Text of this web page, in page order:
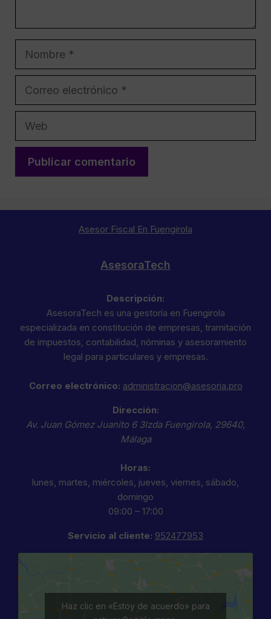
Asesor Fiscal En Fuengirola
AsesoraTech
Descripción:
AsesoraTech es una gestoría en Fuengirola
especializada en constitución de empresas, tramitación
de impuestos, contabilidad, nóminas y asesoramiento
legal para particulares y empresas.
Correo electrónico: administracion@asesoria.pro
Dirección:
Av. Juan Gómez Juanito 6 3Izda Fuengirola, 29640,
Málaga
Horas:
lunes, martes, miércoles, jueves, viernes, sábado,
domingo
09:00 – 17:00
Servicio al cliente: 952477953
Haz clic en «Estoy de acuerdo» para